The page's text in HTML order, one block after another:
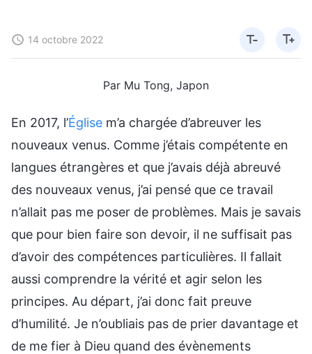
14 octobre 2022
Par Mu Tong, Japon
En 2017, l’Église m’a chargée d’abreuver les
nouveaux venus. Comme j’étais compétente en
langues étrangères et que j’avais déjà abreuvé
des nouveaux venus, j’ai pensé que ce travail
n’allait pas me poser de problèmes. Mais je savais
que pour bien faire son devoir, il ne suffisait pas
d’avoir des compétences particulières. Il fallait
aussi comprendre la vérité et agir selon les
principes. Au départ, j’ai donc fait preuve
d’humilité. Je n’oubliais pas de prier davantage et
de me fier à Dieu quand des évènements